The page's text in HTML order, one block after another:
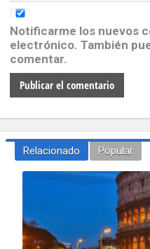
Notificarme los nuevos
electrónico. También
comentar.
Relacionado Popular